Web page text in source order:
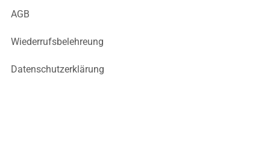
AGB
Wiederrufsbelehreung
Datenschutzerklärung